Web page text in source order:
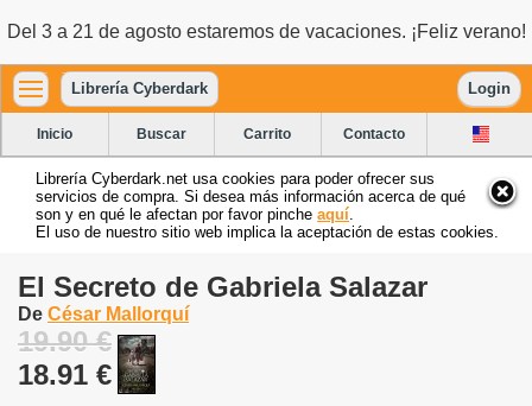
Del 3 a 21 de agosto estaremos de vacaciones. ¡Feliz verano!
Librería Cyberdark Login
Inicio Buscar Carrito Contacto
Librería Cyberdark.net usa cookies para poder ofrecer sus
servicios de compra. Si desea más información acerca de qué
son y en qué le afectan por favor pinche aquí
El uso de nuestro sitio web implica la aceptación de estas cookies.
El Secreto de Gabriela Salazar
De César Mallorquí
19.90 €
18.91 €